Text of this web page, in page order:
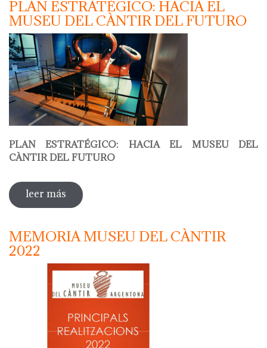
PLAN ESTRATÉGICO: HACIA EL
MUSEU DEL CÀNTIR DEL FUTURO
PLAN ESTRATÉGICO: HACIA EL MUSEU DEL
CÀNTIR DEL FUTURO
leer más sobre plan estratégico: hacia el museu
del càntir del futuro
MEMORIA MUSEU DEL CÀNTIR
2022